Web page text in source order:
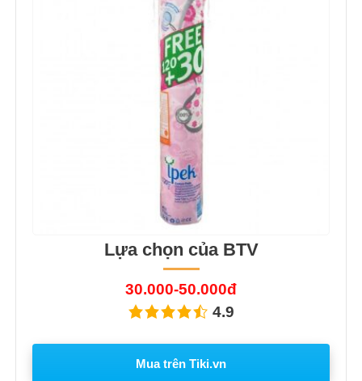
Lựa chọn của BTV
30.000-50.000đ
4.9
Mua trên Tiki.vn